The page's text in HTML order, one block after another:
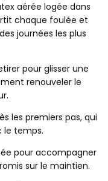
aérée logée dans
chaque foulée et
journées les plus
pour glisser une
renouveler le
les premiers pas, qui
le temps.
pour accompagner
sur le maintien.